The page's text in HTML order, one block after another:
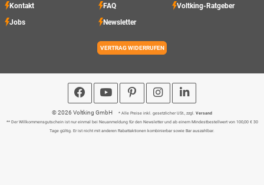
Kontakt FAQ Voltking-Ratgeber
Jobs Newsletter
VERTRAG WIDERRUFEN
© 2026 Voltking GmbH * Alle Preise inkl. gesetzlicher USt., zzgl. Versand
** Der Willkommensgutschein ist nur einmal bei Neuanmeldung für den Newsletter und ab einem Mindestbestellwert von 100,00 € 30
Tage gültig. Er ist nicht mit anderen Rabattaktionen kombinierbar sowie Bar auszahlbar.